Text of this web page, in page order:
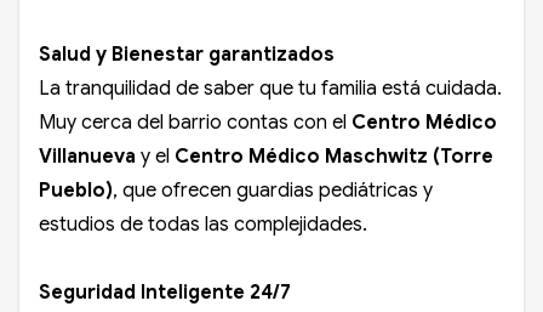
Salud y Bienestar garantizados
La tranquilidad de saber que tu familia está cuidada.
Muy cerca del barrio contas con el Centro Médico
Villanueva y el Centro Médico Maschwitz (Torre
Pueblo), que ofrecen guardias pediátricas y
estudios de todas las complejidades.
Seguridad Inteligente 24/7